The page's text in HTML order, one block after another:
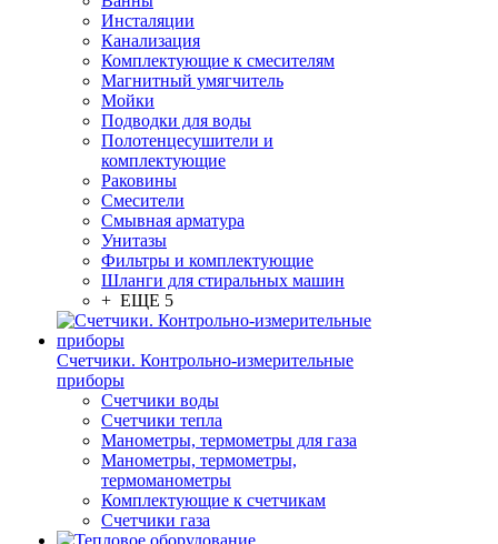
Инсталяции
Канализация
Комплектующие к смесителям
Магнитный умягчитель
Мойки
Подводки для воды
Полотенцесушители и
комплектующие
Раковины
Смесители
Смывная арматура
Унитазы
Фильтры и комплектующие
Шланги для стиральных машин
+ ЕЩЕ 5
Счетчики. Контрольно-измерительные
приборы
Счетчики воды
Счетчики тепла
Манометры, термометры для газа
Манометры, термометры,
термоманометры
Комплектующие к счетчикам
Счетчики газа